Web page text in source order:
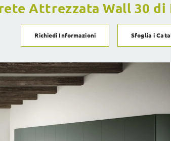
Attrezzata Wall 30 di
Richiedi Informazioni Sfoglia i